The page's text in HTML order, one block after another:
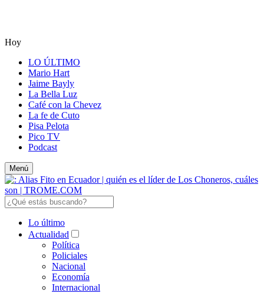
Hoy
LO ÚLTIMO
Mario Hart
Jaime Bayly
La Bella Luz
Café con la Chevez
La fe de Cuto
Pisa Pelota
Pico TV
Podcast
Menú
Lo último
Actualidad
Política
Policiales
Nacional
Economía
Internacional